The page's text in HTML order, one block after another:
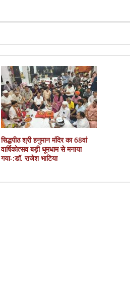
सिद्धपीठ श्री हनुमान मंदिर का 68वां
वार्षिकोत्सव बड़ी धूमधाम से मनाया
गया-:डॉ. राजेश भाटिया